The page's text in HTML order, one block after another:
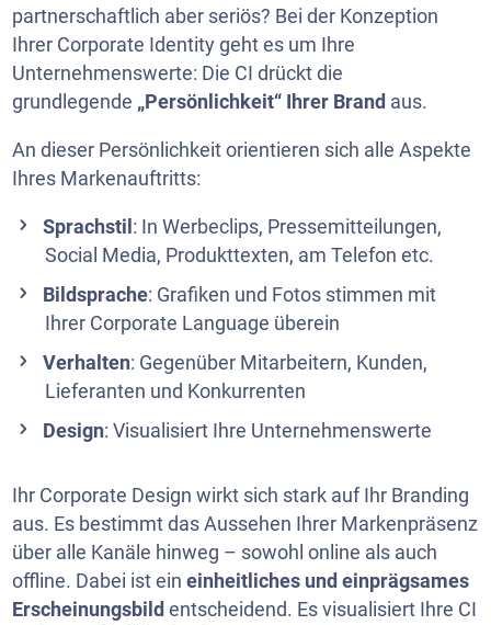
partnerschaftlich aber seriös? Bei der Konzeption
Ihrer Corporate Identity geht es um Ihre
Unternehmenswerte: Die CI drückt die
grundlegende „Persönlichkeit“ Ihrer Brand aus.
An dieser Persönlichkeit orientieren sich alle Aspekte
Ihres Markenauftritts:
Sprachstil : In Werbeclips, Pressemitteilungen,
Social Media, Produkttexten, am Telefon etc.
Bildsprache: Grafiken und Fotos stimmen mit
Ihrer Corporate Language überein
Verhalten: Gegenüber Mitarbeitern, Kunden,
Lieferanten und Konkurrenten
Design: Visualisiert Ihre Unternehmenswerte
Ihr Corporate Design wirkt sich stark auf Ihr Branding
aus. Es bestimmt das Aussehen Ihrer Markenpräsenz
über alle Kanäle hinweg – sowohl online als auch
offline. Dabei ist ein einheitliches und einprägsames
Erscheinungsbild entscheidend. Es visualisiert Ihre CI